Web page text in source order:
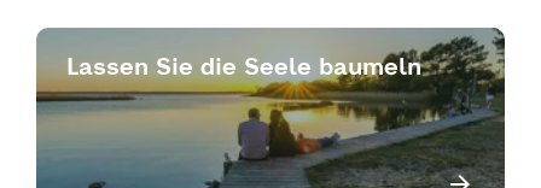
Lassen Sie die Seele baumeln